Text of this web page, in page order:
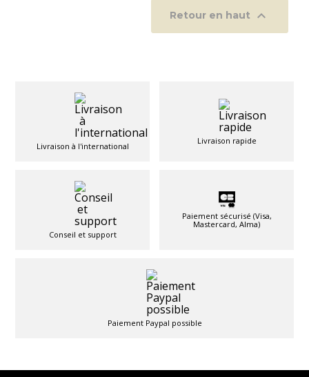
Retour en haut 
Livraison à l'international
Livraison rapide
Conseil et support
Paiement sécurisé (Visa,
Mastercard, Alma)
Paiement Paypal possible